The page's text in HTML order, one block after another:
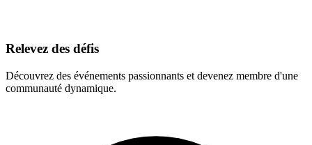
Relevez des défis
Découvrez des événements passionnants et devenez membre d'une
communauté dynamique.